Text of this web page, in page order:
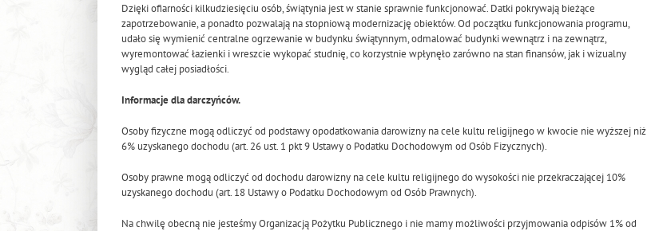
Dzięki ofiarności kilkudziesięciu osób, świątynia jest w stanie sprawnie funkcjonować. Datki pokrywają bieżące
zapotrzebowanie, a ponadto pozwalają na stopniową modernizację obiektów. Od początku funkcjonowania programu,
udało się wymienić centralne ogrzewanie w budynku świątynnym, odmalować budynki wewnątrz i na zewnątrz,
wyremontować łazienki i wreszcie wykopać studnię, co korzystnie wpłynęło zarówno na stan finansów, jak i wizualny
wygląd całej posiadłości.
Informacje dla darczyńców.
Osoby fizyczne mogą odliczyć od podstawy opodatkowania darowizny na cele kultu religijnego w kwocie nie wyższej niż
6% uzyskanego dochodu (art. 26 ust. 1 pkt 9 Ustawy o Podatku Dochodowym od Osób Fizycznych).
Osoby prawne mogą odliczyć od dochodu darowizny na cele kultu religijnego do wysokości nie przekraczającej 10%
uzyskanego dochodu (art. 18 Ustawy o Podatku Dochodowym od Osób Prawnych).
Na chwilę obecną nie jesteśmy Organizacją Pożytku Publicznego i nie mamy możliwości przyjmowania odpisów 1% od